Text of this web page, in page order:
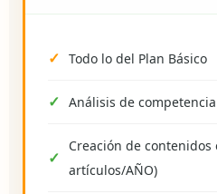
Todo lo del Plan Básico
Análisis de
Creación de contenidos
artículos/AÑO)